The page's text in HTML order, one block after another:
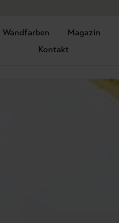
Wandfarben Magazin
Kontakt